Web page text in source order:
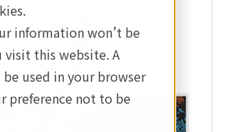
information won’t be
visit this website. A
used in your browser
preference not to be